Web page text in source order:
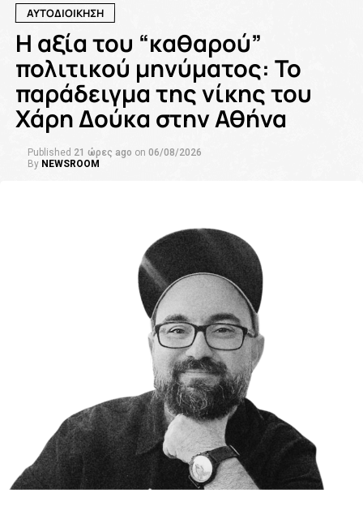
ΑΥΤΟΔΙΟΙΚΗΣΗ
Η αξία του “καθαρού”
πολιτικού μηνύματος: Το
παράδειγμα της νίκης του
Χάρη Δούκα στην Αθήνα
Published 21 ώρες ago on 06/08/2026
By NEWSROOM